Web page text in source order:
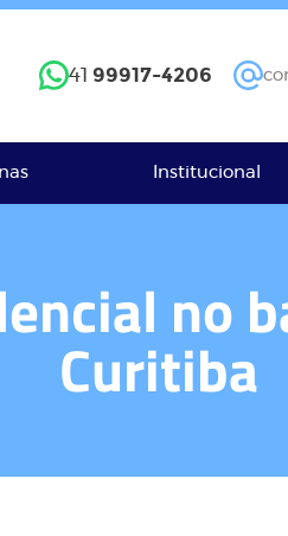
41 99917-4206
Institucional
no
Curitiba